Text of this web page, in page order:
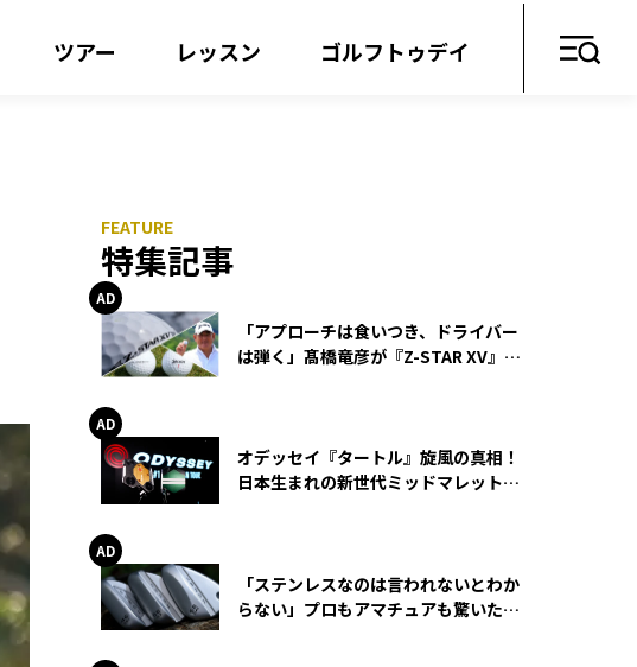
ツアー レッスン ゴルフトゥデイ
特集記事
「アプローチは食いつき、ドライバー
は弾く」髙橋竜彦が『Z-STAR XV』を
オデッセイ『タートル』旋風の真相！
日本生まれの新世代ミッドマレットが
「ステンレスなのは言われないとわか
らない」プロもアマチュアも驚いた